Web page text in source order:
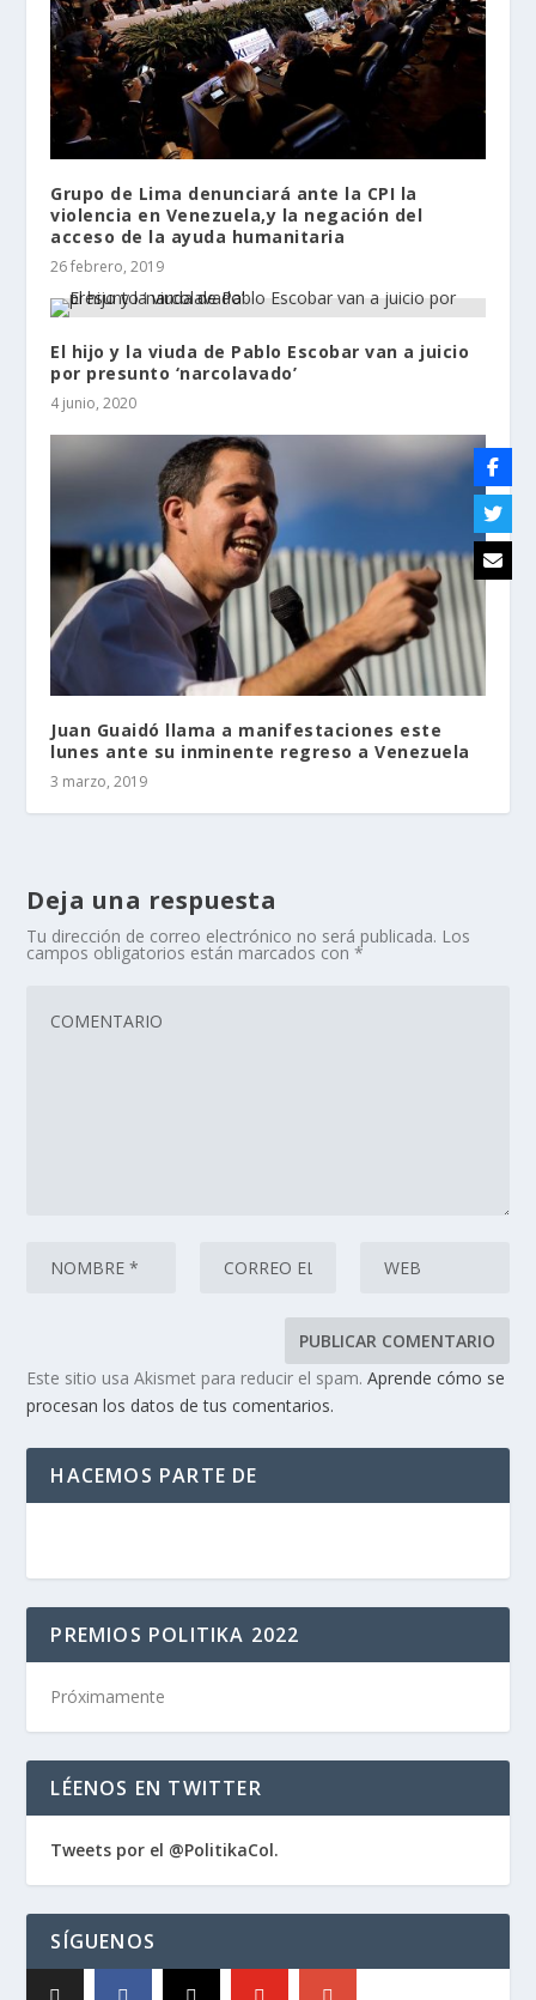
Grupo de Lima denunciará ante la CPI la
violencia en Venezuela,y la negación del
acceso de la ayuda humanitaria
26 febrero, 2019
El hijo y la viuda de Pablo Escobar van a juicio
por presunto ‘narcolavado’
4 junio, 2020
Juan Guaidó llama a manifestaciones este
lunes ante su inminente regreso a Venezuela
3 marzo, 2019
Deja una respuesta
Tu dirección de correo electrónico no será publicada. Los
campos obligatorios están marcados con*
Este sitio usa Akismet para reducir el spam.Aprende cómo se
procesan los datos de tus comentarios.
HACEMOS PARTE DE
PREMIOS POLITIKA 2022
Próximamente
LÉENOS EN TWITTER
Tweets por el @PolitikaCol.
SÍGUENOS